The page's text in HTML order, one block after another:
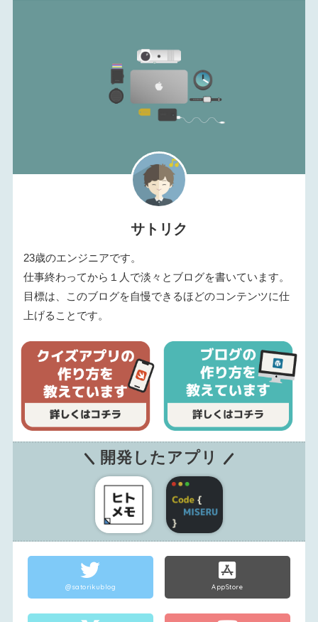
サトリク
23歳のエンジニアです。
仕事終わってから１人で淡々とブログを書いています。
目標は、このブログを自慢できるほどのコンテンツに仕
上げることです。
開発したアプリ
@satorikublog AppStore